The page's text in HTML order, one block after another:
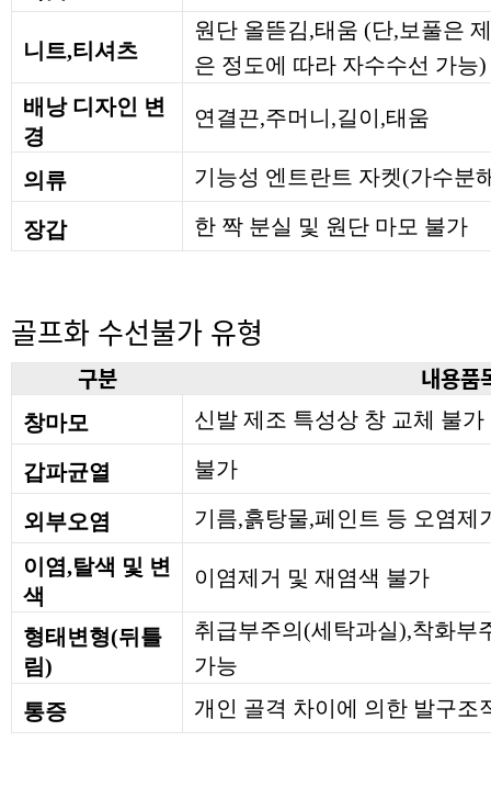
니트,티셔츠
원단 올뜯김,태움 (단,보풀은
은 정도에 따라 자수수선 가능)
배낭 디자인 변
경
연결끈,주머니,길이,태움
의류 기능성 엔트란트 자켓(가수분
장갑 한 짝 분실 및 원단 마모 불가
골프화 수선불가 유형
구분 내용품
창마모 신발 제조 특성상 창 교체 불가
갑파균열 불가
외부오염
기름,흙탕물,페인트 등 오염제
이염,탈색 및 변
색
이염제거 및 재염색 불가
형태변형(뒤틀
림)
취급부주의(세탁과실),착화부
가능
통증
개인 골격 차이에 의한 발구조